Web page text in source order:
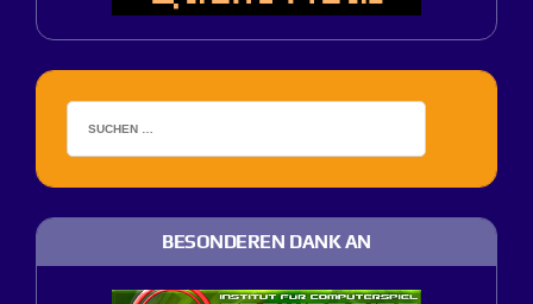
BESONDEREN DANK AN